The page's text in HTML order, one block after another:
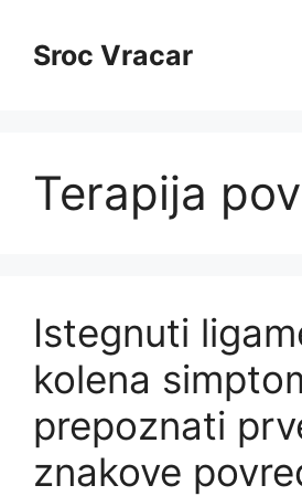
contentSroc Vracar
Terapija
Istegnuti
kolena
prepoznati
znakove